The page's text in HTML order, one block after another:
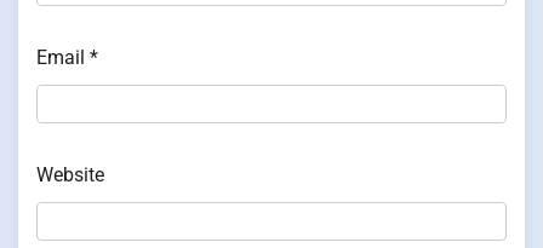
Email *
Website